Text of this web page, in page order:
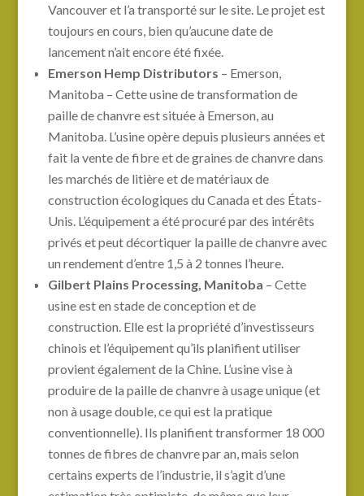
Vancouver et l’a transporté sur le site. Le projet est
toujours en cours, bien qu’aucune date de
lancement n’ait encore été fixée.
Emerson Hemp Distributors – Emerson,
Manitoba – Cette usine de transformation de
paille de chanvre est située à Emerson, au
Manitoba. L’usine opère depuis plusieurs années et
fait la vente de fibre et de graines de chanvre dans
les marchés de litière et de matériaux de
construction écologiques du Canada et des États-
Unis. L’équipement a été procuré par des intérêts
privés et peut décortiquer la paille de chanvre avec
un rendement d’entre 1,5 à 2 tonnes l’heure.
Gilbert Plains Processing, Manitoba – Cette
usine est en stade de conception et de
construction. Elle est la propriété d’investisseurs
chinois et l’équipement qu’ils planifient utiliser
provient également de la Chine. L’usine vise à
produire de la paille de chanvre à usage unique (et
non à usage double, ce qui est la pratique
conventionnelle). Ils planifient transformer 18 000
tonnes de fibres de chanvre par an, mais selon
certains experts de l’industrie, il s’agit d’une